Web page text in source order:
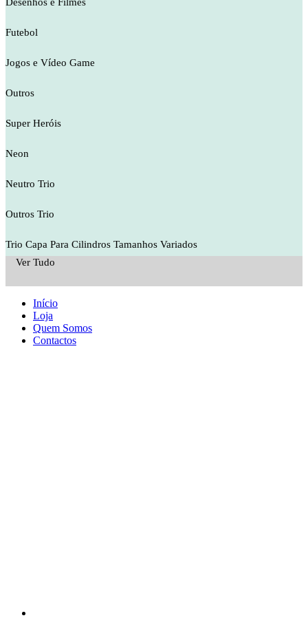
Futebol
Jogos e Vídeo Game
Outros
Super Heróis
Neon
Neutro Trio
Outros Trio
Trio Capa Para Cilindros Tamanhos Variados
Ver Tudo
Início
Loja
Quem Somos
Contactos